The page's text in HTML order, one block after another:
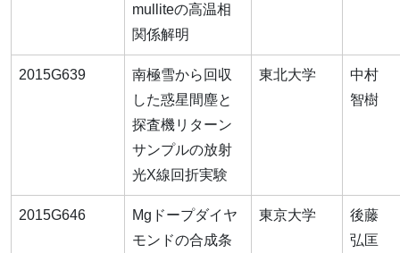
mulliteの高温相
関係解明
2015G639
南極雪から回収
した惑星間塵と
探査機リターン
サンプルの放射
光X線回折実験
東北大学
中村
智樹
2015G646
Mgドープダイヤ
モンドの合成条
東京大学
後藤
弘匡